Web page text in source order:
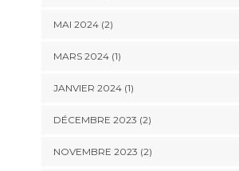
MAI 2024(2)
MARS 2024(1)
JANVIER 2024(1)
DÉCEMBRE 2023 (2)
NOVEMBRE 2023 (2)